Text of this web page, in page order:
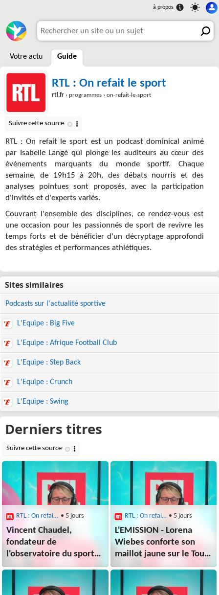
Votre actu Guide
RTL : On refait le sport
rtl.fr › programmes › on-refait-le-sport
RTL : On refait le sport est un podcast dominical animé
par Isabelle Langé qui plonge les auditeurs au cœur des
événements marquants du monde sportif. Chaque
semaine, de 19h15 à 20h, des débats nourris et des
analyses pointues sont proposés, avec la participation
d'invités et d'experts variés.
Couvrant l'ensemble des disciplines, ce rendez-vous est
une occasion pour les passionnés de sport de revivre les
temps forts et de bénéficier d'un décryptage approfondi
des stratégies et performances athlétiques.
Podcasts sur l'actualité sportive
L'Equipe : Big Five
L'Equipe : Afrique Football Club
L'Equipe : Step Back
L'Equipe : Crunch
L'Equipe : Swing
RTL : On refait le sport • 5 jours
Vincent Chaudel,
fondateur de
l'observatoire du sport
business, revient sur le
projet fou de
Gianni Infantino
RTL : On refait le sport • 5 jours
L'EMISSION - Lorena
Wiebes conforte son
maillot jaune sur le Tour
de France femmes du 02
août 2026